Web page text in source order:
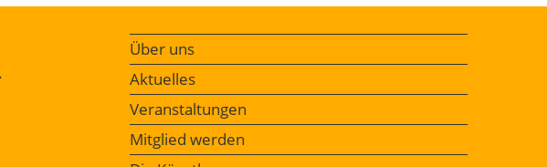
Über uns
Aktuelles
Veranstaltungen
Mitglied werden